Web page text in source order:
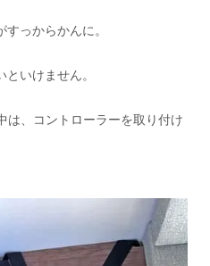
っからかんに。
いけません。
は、コントローラーを取り付け